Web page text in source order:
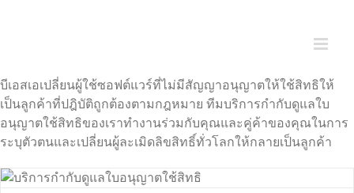
บีเอสเอเปลี่ยนผู้ใช้ซอฟต์แวร์ที่ไม่มีสัญญาอนุญาตให้ใช้สิทธิให้
เป็นลูกค้าที่ปฎิบัติถูกต้องตามกฎหมาย ทีมบริการกำกับดูแลใบ
อนุญาตใช้สิทธิของเราทำงานร่วมกับคุณและคู่ค้าของคุณในการ
ระบุตัวตนและเปลี่ยนผู้ละเมิดลิขสิทธิ์ทั่วโลกให้กลายเป็นลูกค้า